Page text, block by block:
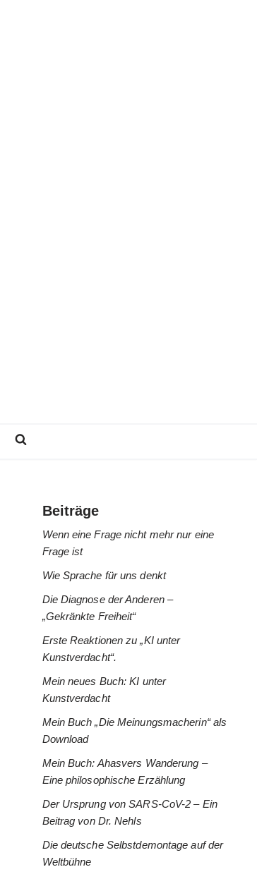
Beiträge
Wenn eine Frage nicht mehr nur eine
Frage ist
Wie Sprache für uns denkt
Die Diagnose der Anderen –
„Gekränkte Freiheit“
Erste Reaktionen zu „KI unter
Kunstverdacht“.
Mein neues Buch: KI unter
Kunstverdacht
Mein Buch „Die Meinungsmacherin“ als
Download
Mein Buch: Ahasvers Wanderung –
Eine philosophische Erzählung
Der Ursprung von SARS-CoV-2 – Ein
Beitrag von Dr. Nehls
Die deutsche Selbstdemontage auf der
Weltbühne